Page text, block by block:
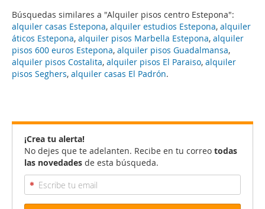
Búsquedas similares a "Alquiler pisos centro Estepona":
alquiler casas Estepona, alquiler estudios Estepona, alquiler
áticos Estepona, alquiler pisos Marbella Estepona, alquiler
pisos 600 euros Estepona, alquiler pisos Guadalmansa,
alquiler pisos Costalita, alquiler pisos El Paraiso, alquiler
pisos Seghers, alquiler casas El Padrón.
¡Crea tu alerta!
No dejes que te adelanten. Recibe en tu correo todas
las novedades de esta búsqueda.